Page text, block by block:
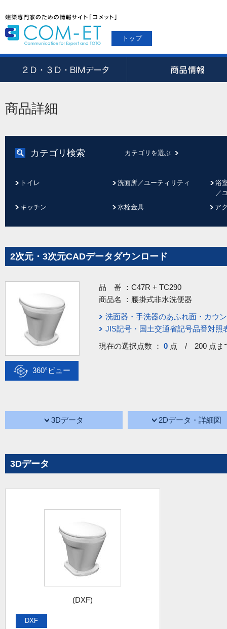
トップ
商品詳細
カテゴリ検索 カテゴリを選ぶ
トイレ 洗面所／ユーティリティ
浴
／
キッチン
水栓金具 ア
2次元・3次元CADデータダウンロード
360°ビュー
品 番 ： C47R + TC290
商品名 ： 腰掛式非水洗便器
洗面器・手洗器のあふれ面・カウ
JIS記号・国土交通省記号品番対照
現在の選択点数 ： 0 点 / 200 点ま
3Dデータ 2Dデータ・詳細図
3Dデータ
(DXF)
DXF